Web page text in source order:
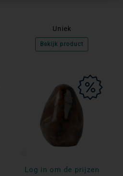
Uniek
Bekijk product
Log in om de prijzen